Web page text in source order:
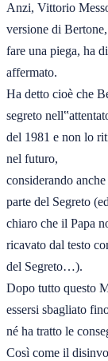
Anzi, Vittorio
versione di Bertone,
fare una piega, ha
affermato.
Ha detto cioè che
segreto
del 1981 e non lo
nel futuro,
considerando
parte del Segreto
chiaro che il Papa
ricavato dal testo
del Segreto…).
Dopo tutto questo
essersi sbagliato
né ha tratto le
Così come il